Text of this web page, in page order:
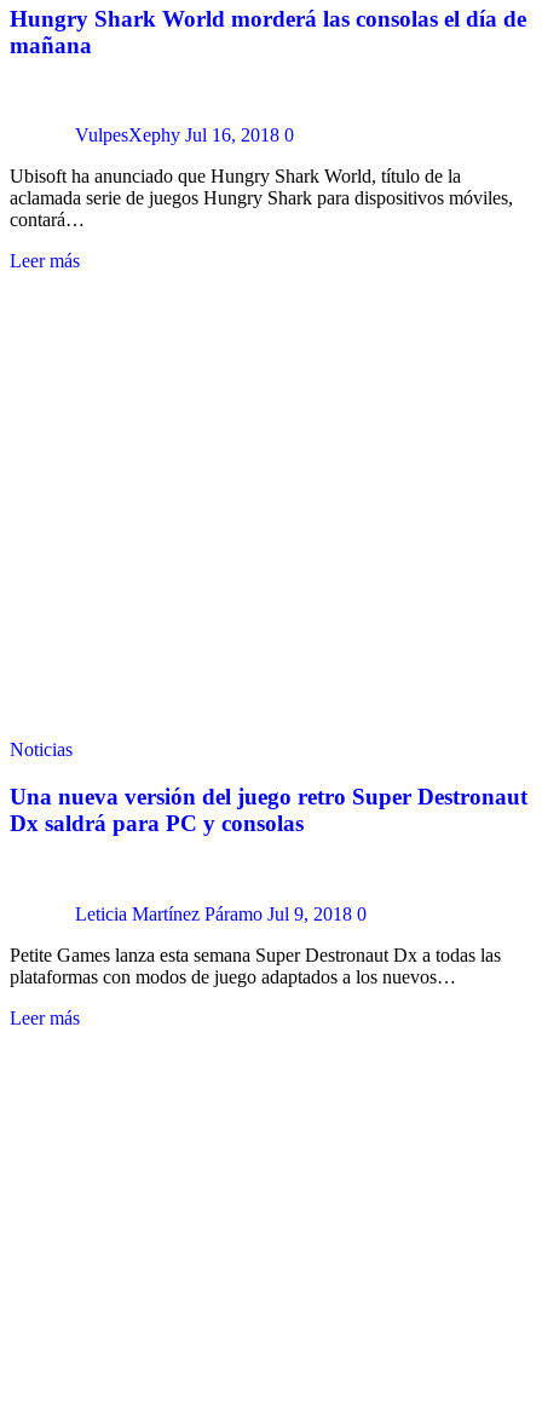
Hungry Shark World morderá las consolas el día de
mañana
VulpesXephy Jul 16, 2018 0
Ubisoft ha anunciado que Hungry Shark World, título de la
aclamada serie de juegos Hungry Shark para dispositivos móviles,
contará…
Leer más
Noticias
Una nueva versión del juego retro Super Destronaut
Dx saldrá para PC y consolas
Leticia Martínez Páramo Jul 9, 2018 0
Petite Games lanza esta semana Super Destronaut Dx a todas las
plataformas con modos de juego adaptados a los nuevos…
Leer más